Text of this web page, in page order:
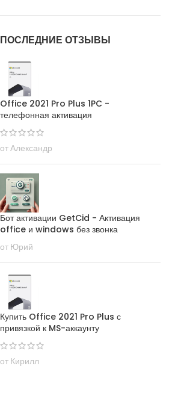
ПОСЛЕДНИЕ ОТЗЫВЫ
Office 2021 Pro Plus 1PC -
телефонная активация
от Александр
Бот активации GetCid - Активация
office и windows без звонка
от Юрий
Купить Office 2021 Pro Plus с
привязкой к MS-аккаунту
от Кирилл